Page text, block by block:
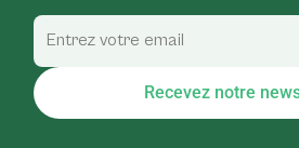
Recevez notre